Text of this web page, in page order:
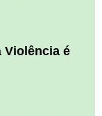
Violência é